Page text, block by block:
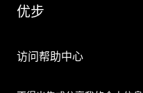
优步
访问帮助中心